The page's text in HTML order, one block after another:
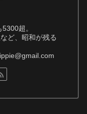
超。
ど、昭和が残る